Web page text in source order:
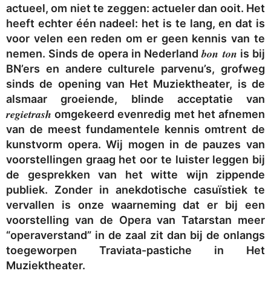
actueel, om niet te zeggen: actueler dan ooit. Het
heeft echter één nadeel: het is te lang, en dat is
voor velen een reden om er geen kennis van te
nemen. Sinds de opera in Nederlandbon ton is bij
BN’ers en andere culturele parvenu’s, grofweg
sinds de opening van Het Muziektheater, is de
alsmaar groeiende, blinde acceptatie van
regietrash omgekeerd evenredig met het afnemen
van de meest fundamentele kennis omtrent de
kunstvorm opera. Wij mogen in de pauzes van
voorstellingen graag het oor te luister leggen bij
de gesprekken van het witte wijn zippende
publiek. Zonder in anekdotische casuïstiek te
vervallen is onze waarneming dat er bij een
voorstelling van de Opera van Tatarstan meer
“operaverstand” in de zaal zit dan bij de onlangs
toegeworpen Traviata-pastiche in Het
Muziektheater.